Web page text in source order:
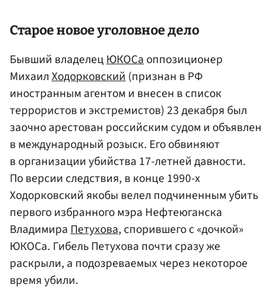
Старое новое уголовное дело
Бывший владелецЮКОСаоппозиционер
МихаилХодорковский(признан в РФ
иностранным агентом и внесен в список
террористов и экстремистов) 23 декабря был
заочно арестован российским судом и объявлен
в международный розыск. Его обвиняют
в организации убийства 17-летней давности.
По версии следствия, в конце 1990-х
Ходорковский якобы велел подчиненным убить
первого избранного мэра Нефтеюганска
ВладимираПетухова, спорившего с «дочкой»
ЮКОСа. Гибель Петухова почти сразу же
раскрыли, а подозреваемых через некоторое
время убили.